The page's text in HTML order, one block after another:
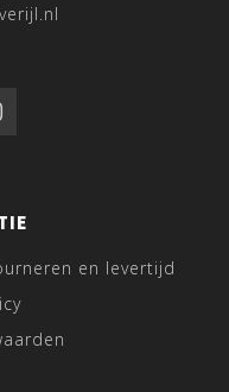
en levertijd